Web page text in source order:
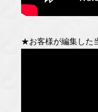
★お客様が編集した